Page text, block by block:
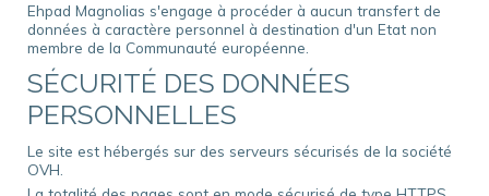
Ehpad Magnolias s'engage à procéder à aucun transfert de
données à caractère personnel à destination d'un Etat non
membre de la Communauté européenne.
SÉCURITÉ DES DONNÉES
PERSONNELLES
Le site est hébergés sur des serveurs sécurisés de la société
OVH.